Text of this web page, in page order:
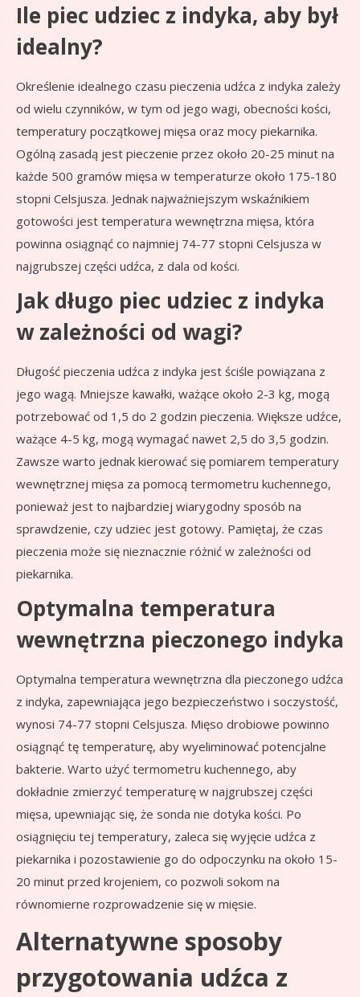
Ile piec udziec z indyka, aby był
idealny?
Określenie idealnego czasu pieczenia udźca z indyka zależy
od wielu czynników, w tym od jego wagi, obecności kości,
temperatury początkowej mięsa oraz mocy piekarnika.
Ogólną zasadą jest pieczenie przez około 20-25 minut na
każde 500 gramów mięsa w temperaturze około 175-180
stopni Celsjusza. Jednak najważniejszym wskaźnikiem
gotowości jest temperatura wewnętrzna mięsa, która
powinna osiągnąć co najmniej 74-77 stopni Celsjusza w
najgrubszej części udźca, z dala od kości.
Jak długo piec udziec z indyka
w zależności od wagi?
Długość pieczenia udźca z indyka jest ściśle powiązana z
jego wagą. Mniejsze kawałki, ważące około 2-3 kg, mogą
potrzebować od 1,5 do 2 godzin pieczenia. Większe udźce,
ważące 4-5 kg, mogą wymagać nawet 2,5 do 3,5 godzin.
Zawsze warto jednak kierować się pomiarem temperatury
wewnętrznej mięsa za pomocą termometru kuchennego,
ponieważ jest to najbardziej wiarygodny sposób na
sprawdzenie, czy udziec jest gotowy. Pamiętaj, że czas
pieczenia może się nieznacznie różnić w zależności od
piekarnika.
Optymalna temperatura
wewnętrzna pieczonego indyka
Optymalna temperatura wewnętrzna dla pieczonego udźca
z indyka, zapewniająca jego bezpieczeństwo i soczystość,
wynosi 74-77 stopni Celsjusza. Mięso drobiowe powinno
osiągnąć tę temperaturę, aby wyeliminować potencjalne
bakterie. Warto użyć termometru kuchennego, aby
dokładnie zmierzyć temperaturę w najgrubszej części
mięsa, upewniając się, że sonda nie dotyka kości. Po
osiągnięciu tej temperatury, zaleca się wyjęcie udźca z
piekarnika i pozostawienie go do odpoczynku na około 15-
20 minut przed krojeniem, co pozwoli sokom na
równomierne rozprowadzenie się w mięsie.
Alternatywne sposoby
przygotowania udźca z